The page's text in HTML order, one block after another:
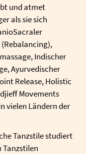
und atmet
als sie sich
Indischer
Ayurvedischer
Release, Holistic
Movements
vielen Ländern der
Tanzstile studiert